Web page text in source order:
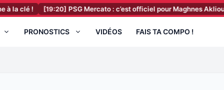
[19:20] PSG Mercato : c’est officiel pour Maghnes Akliouche !
PRONOSTICS VIDÉOS FAIS TA COMPO !